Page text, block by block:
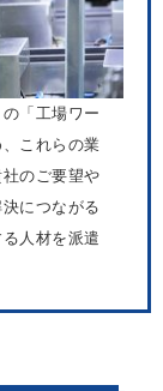
「工場ワー
これらの業
のご要望や
につながる
人材を派遣